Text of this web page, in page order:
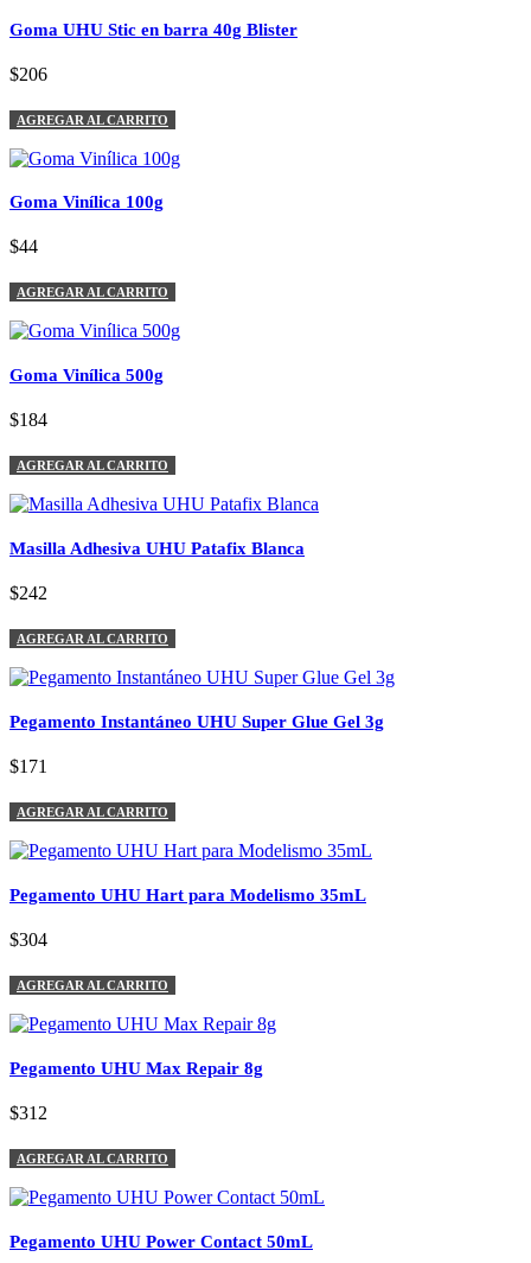
Goma UHU Stic en barra 40g Blister
$206
AGREGAR AL CARRITO
Goma Vinílica 100g
$44
AGREGAR AL CARRITO
Goma Vinílica 500g
$184
AGREGAR AL CARRITO
Masilla Adhesiva UHU Patafix Blanca
$242
AGREGAR AL CARRITO
Pegamento Instantáneo UHU Super Glue Gel 3g
$171
AGREGAR AL CARRITO
Pegamento UHU Hart para Modelismo 35mL
$304
AGREGAR AL CARRITO
Pegamento UHU Max Repair 8g
$312
AGREGAR AL CARRITO
Pegamento UHU Power Contact 50mL